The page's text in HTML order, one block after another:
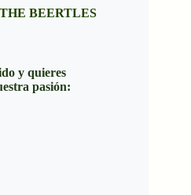
BEERTLES
y quieres
pasión: